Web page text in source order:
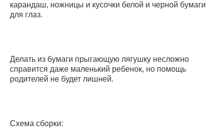
карандаш, ножницы и кусочки белой и черной бумаги
для глаз.
Делать из бумаги прыгающую лягушку несложно
справится даже маленький ребенок, но помощь
родителей не будет лишней.
Схема сборки: